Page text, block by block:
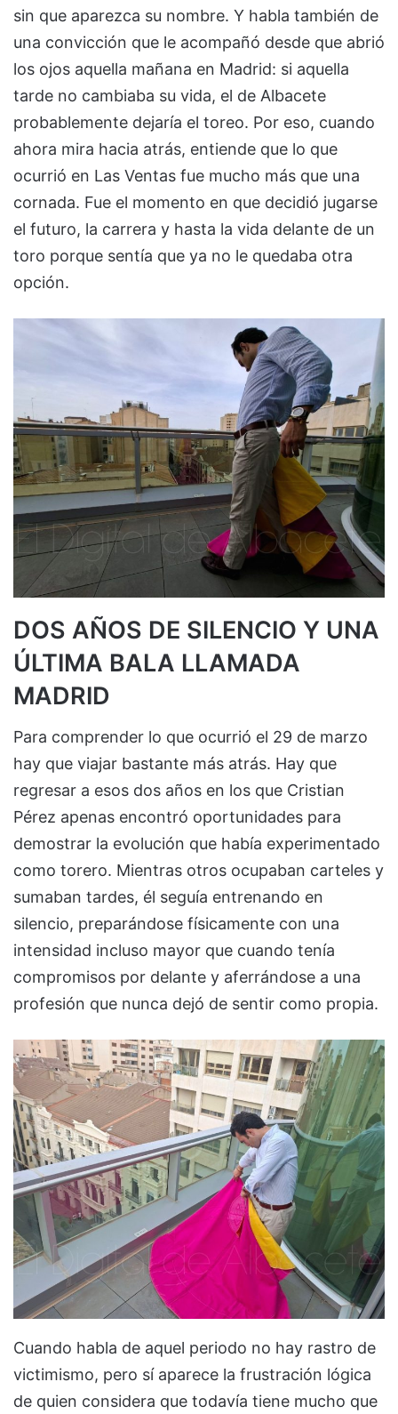
sin que aparezca su nombre. Y habla también de
una convicción que le acompañó desde que abrió
los ojos aquella mañana en Madrid: si aquella
tarde no cambiaba su vida, el de Albacete
probablemente dejaría el toreo. Por eso, cuando
ahora mira hacia atrás, entiende que lo que
ocurrió en Las Ventas fue mucho más que una
cornada. Fue el momento en que decidió jugarse
el futuro, la carrera y hasta la vida delante de un
toro porque sentía que ya no le quedaba otra
opción.
DOS AÑOS DE SILENCIO Y UNA
ÚLTIMA BALA LLAMADA
MADRID
Para comprender lo que ocurrió el 29 de marzo
hay que viajar bastante más atrás. Hay que
regresar a esos dos años en los que Cristian
Pérez apenas encontró oportunidades para
demostrar la evolución que había experimentado
como torero. Mientras otros ocupaban carteles y
sumaban tardes, él seguía entrenando en
silencio, preparándose físicamente con una
intensidad incluso mayor que cuando tenía
compromisos por delante y aferrándose a una
profesión que nunca dejó de sentir como propia.
Cuando habla de aquel periodo no hay rastro de
victimismo, pero sí aparece la frustración lógica
de quien considera que todavía tiene mucho que